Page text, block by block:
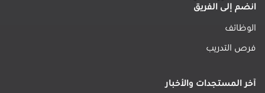
انضم إلى الفريق
الوظائف
فرص التدريب
آخر المستجدات والأخبار